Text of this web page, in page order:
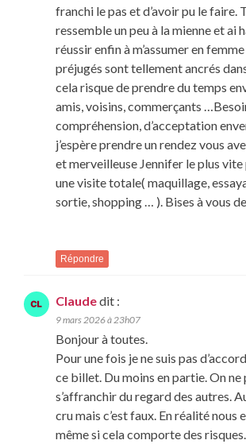
franchi le pas et d’avoir pu le faire.
ressemble un peu à la mienne et ai
réussir enfin à m’assumer en
préjugés sont tellement ancrés
cela risque de prendre du temps
amis, voisins, commerçants
compréhension, d’acceptation
j’espère prendre un rendez vous
et merveilleuse Jennifer le plus
une visite totale( maquillage,
sortie, shopping … ). Bises à vous
Répondre
Claudedit :
9 mars 2026 à 23h07
Bonjour à toutes.
Pour une fois je ne suis pas
ce billet. Du moins en partie. On ne
s’affranchir du regard des autres.
cru mais c’est faux. En réalité nous
même si cela comporte des